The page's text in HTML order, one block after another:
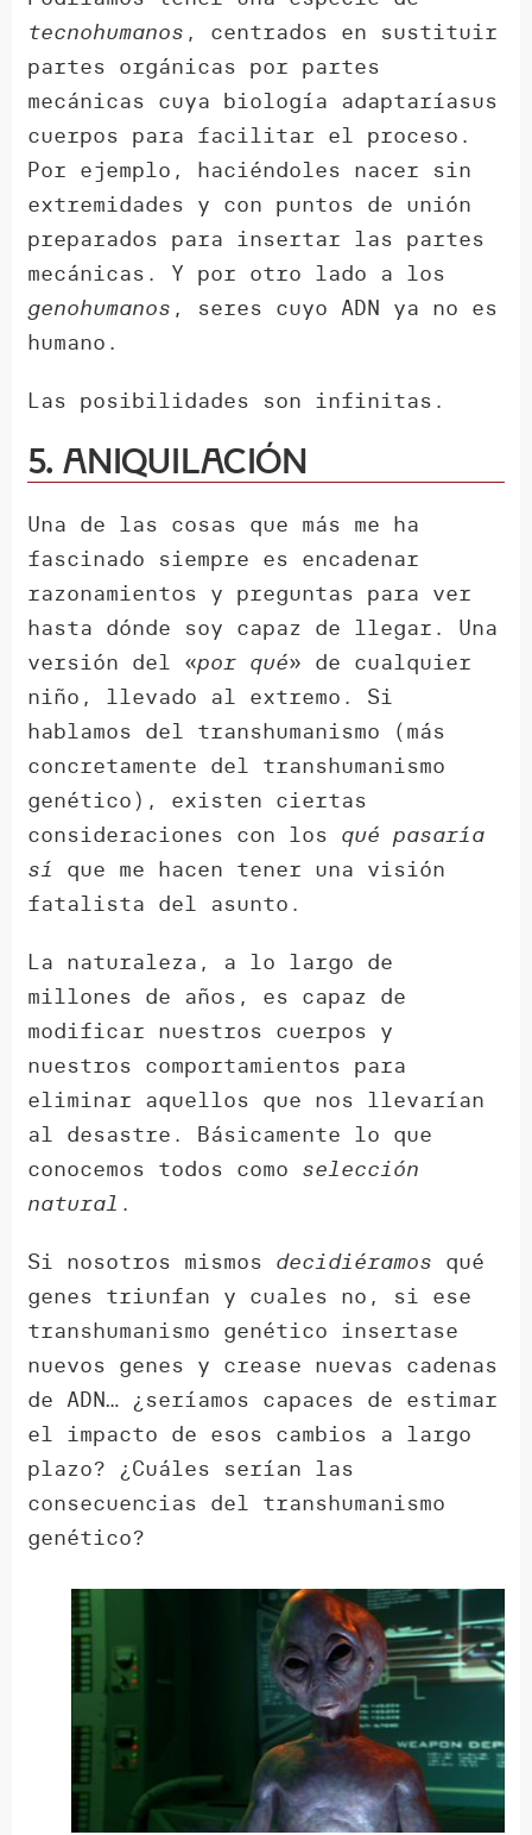
tecnohumanos , centrados en sustituir
partes orgánicas por partes
mecánicas cuya biología adaptaríasus
cuerpos para facilitar el proceso.
Por ejemplo, haciéndoles nacer sin
extremidades y con puntos de unión
preparados para insertar las partes
mecánicas. Y por otro lado a los
genohumanos , seres cuyo ADN ya no es
humano.
Las posibilidades son infinitas.
5. Aniquilación
Una de las cosas que más me ha
fascinado siempre es encadenar
razonamientos y preguntas para ver
hasta dónde soy capaz de llegar. Una
versión del «por qué» de cualquier
niño, llevado al extremo. Si
hablamos del transhumanismo (más
concretamente del transhumanismo
genético), existen ciertas
consideraciones con los qué pasaría
sí
que me hacen tener una visión
fatalista del asunto.
La naturaleza, a lo largo de
millones de años, es capaz de
modificar nuestros cuerpos y
nuestros comportamientos para
eliminar aquellos que nos llevarían
al desastre. Básicamente lo que
conocemos todos como selección
natural .
Si nosotros mismos decidiéramos qué
genes triunfan y cuales no, si ese
transhumanismo genético insertase
nuevos genes y crease nuevas cadenas
de ADN… ¿seríamos capaces de estimar
el impacto de esos cambios a largo
plazo? ¿Cuáles serían las
consecuencias del transhumanismo
genético?